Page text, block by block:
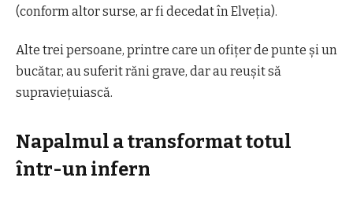
(conform altor surse, ar fi decedat în Elveția).
Alte trei persoane, printre care un ofițer de punte și un
bucătar, au suferit răni grave, dar au reușit să
supraviețuiască.
Napalmul a transformat totul
într-un infern